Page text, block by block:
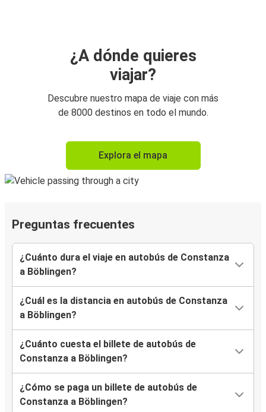
¿A dónde quieres
viajar?
Descubre nuestro mapa de viaje con más
de 8000 destinos en todo el mundo.
Explora el mapa
Preguntas frecuentes
¿Cuánto dura el viaje en autobús de Constanza
a Böblingen?
¿Cuál es la distancia en autobús de Constanza
a Böblingen?
¿Cuánto cuesta el billete de autobús de
Constanza a Böblingen?
¿Cómo se paga un billete de autobús de
Constanza a Böblingen?